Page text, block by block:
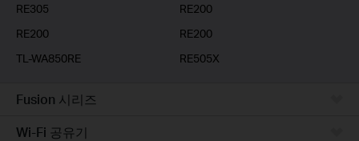
RE305
RE200
RE200
RE200
TL-WA850RE
RE505X
Fusion 시리즈
Wi-Fi 공유기